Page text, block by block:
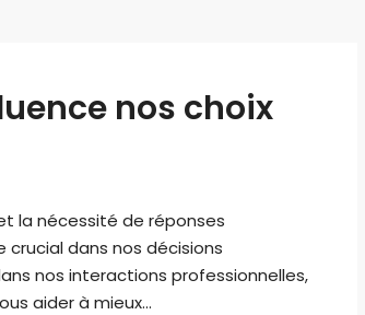
nos choix
la nécessité de réponses
dans nos décisions
nos interactions professionnelles,
aider à mieux...